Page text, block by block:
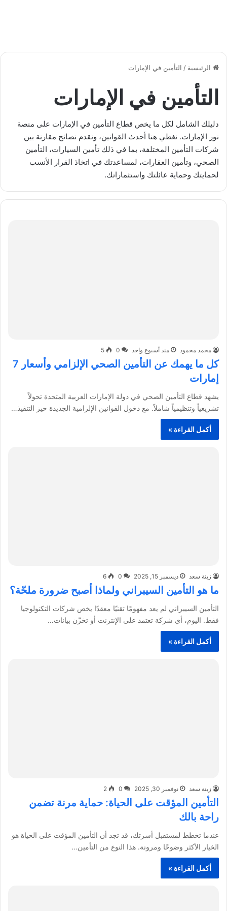
الرئيسية / التأمين في الإمارات
التأمين في الإمارات
دليلك الشامل لكل ما يخص قطاع التأمين في الإمارات على منصة
نور الإمارات. نغطي هنا أحدث القوانين، ونقدم نصائح مقارنة بين
شركات التأمين المختلفة، بما في ذلك تأمين السيارات، التأمين
الصحي، وتأمين العقارات، لمساعدتك في اتخاذ القرار الأنسب
لحمايتك وحماية عائلتك واستثماراتك.
محمد محمود منذ أسبوع واحد 0
5
كل ما يهمك عن التأمين الصحي الإلزامي وأسعار 7
إمارات
يشهد قطاع التأمين الصحي في دولة الإمارات العربية المتحدة تحولاً
تشريعياً وتنظيمياً شاملاً. مع دخول القوانين الإلزامية الجديدة حيز التنفيذ…
أكمل القراءة »
زينة سعد ديسمبر 15, 2025 0
6
ما هو التأمين السيبراني ولماذا أصبح ضرورة ملحّة؟
التأمين السيبراني لم يعد مفهومًا تقنيًا معقدًا يخص شركات التكنولوجيا
فقط. اليوم، أي شركة تعتمد على الإنترنت أو تخزّن بيانات…
أكمل القراءة »
زينة سعد نوفمبر 30, 2025 0
2
التأمين المؤقت على الحياة: حماية مرنة تضمن
راحة بالك
عندما تخطط لمستقبل أسرتك، قد تجد أن التأمين المؤقت على الحياة هو
الخيار الأكثر وضوحًا ومرونة. هذا النوع من التأمين…
أكمل القراءة »